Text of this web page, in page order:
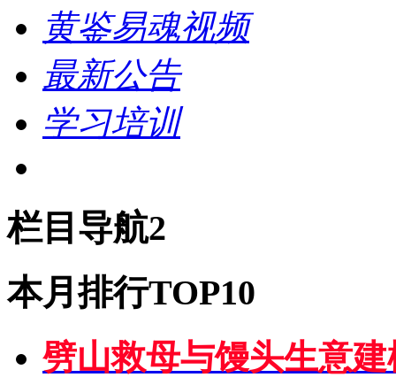
黄鉴易魂视频
最新公告
学习培训
栏目导航2
本月排行TOP10
劈山救母与馒头生意建